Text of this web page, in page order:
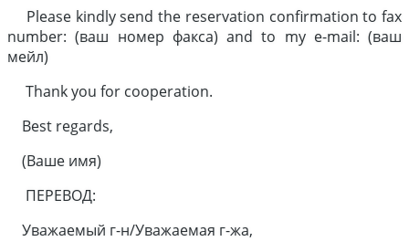
Please kindly send the reservation confirmation to fax
number: (ваш номер факса) and to my e-mail: (ваш
мейл)
Thank you for cooperation.
Best regards,
(Ваше имя)
ПЕРЕВОД:
Уважаемый г-н/Уважаемая г-жа,